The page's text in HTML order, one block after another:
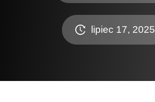
lipiec 17, 2025